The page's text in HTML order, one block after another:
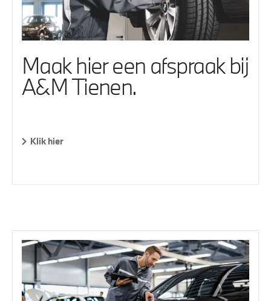
Maak hier een afspraak bij
A&M Tienen.
Klik hier